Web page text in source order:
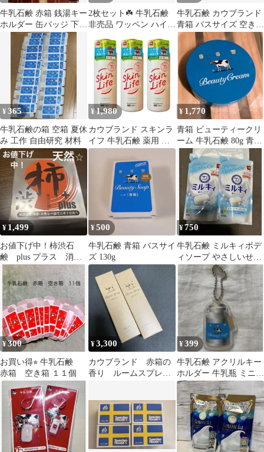
牛乳石鹸 赤箱 銭湯キー
ホルダー 缶バッジ 下北
沢イベント 限定品 非売
品セット
2枚セット☘️ 牛乳石鹸
非売品 ワッペン ハイブ
牛乳石鹸 カウブランド
青箱 バスサイズ 空き箱
70個
¥365
牛乳石鹸の箱 空箱 夏休
み 工作 自由研究 材料
¥1,980
カウブランド スキンラ
イフ 牛乳石鹸 薬用 化
粧水 150ml 3本 セット
¥ 1,770
青箱 ビューティークリ
ーム 牛乳石鹸 80g 青箱
ビューティクリーム
¥ 1,499
お値下げ中！柿渋石
鹸 plus プラス 消
臭 天然 石鹸 ソー
プ 洗顔
¥500
牛乳石鹸 青箱 バスサイ
ズ 130g
¥750
牛乳石鹸 ミルキィボデ
ィソープ やさしいせっ
けんの香り 詰替 2個
¥300
お買い得⭐︎ 牛乳石鹸
赤箱 空き箱 １１個
¥3,300
カウブランド 赤箱の
香り ルームスプレ
¥399
牛乳石鹸 アクリルキー
ホルダー 牛乳瓶 ミニチ
ュア ガチャ